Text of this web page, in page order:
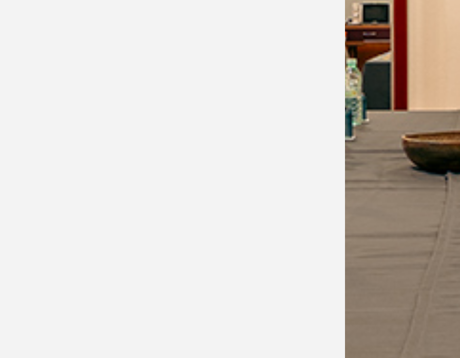
Acceso gratuito a
Por la reserva de más de 2 noches te invitamos a disfrutar
piscinas locales durante tu estancia. Un extra perfecto
tu escapada aún más especial.
RESERVAR